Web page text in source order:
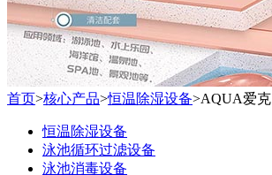
首页>核心产品>恒温除湿设备>AQUA爱克
恒温除湿设备
泳池循环过滤设备
泳池消毒设备